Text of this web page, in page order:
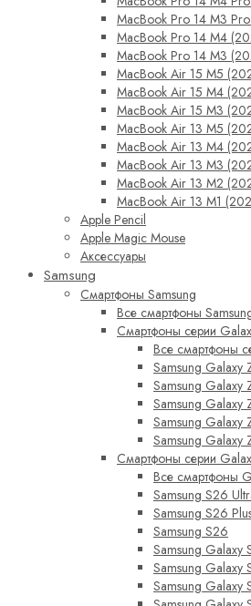
MacBook Pro 14 M3
MacBook Pro 14 M4
MacBook Pro 14 M3
MacBook Air 15 M5
MacBook Air 15 M4
MacBook Air 15 M3
MacBook Air 13 M5
MacBook Air 13 M4
MacBook Air 13 M3
MacBook Air 13 M2
MacBook Air 13 M1
Apple Pencil
Apple Magic Mouse
Аксессуары
Samsung
Смартфоны Samsung
Все смартфоны
Смартфоны серии
Все смартфоны
Samsung Galaxy
Samsung Galaxy
Samsung Galaxy
Samsung Galaxy
Samsung Galaxy
Смартфоны серии
Все смартфоны
Samsung S26
Samsung S26
Samsung S26
Samsung Galaxy
Samsung Galaxy
Samsung Galaxy